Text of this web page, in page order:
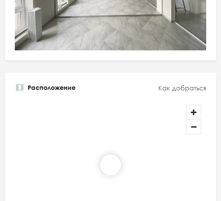
Расположение Как добраться